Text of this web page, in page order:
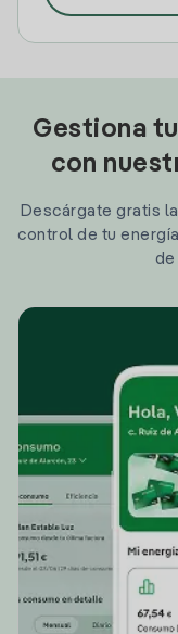
Gestiona
con
Descárgate gratis
control de tu
de